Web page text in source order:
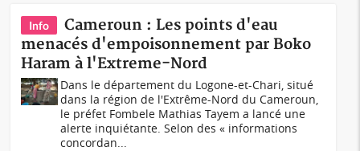
Info
Cameroun : Les points d'eau
menacés d'empoisonnement par Boko
Haram à l'Extreme-Nord
Dans le département du Logone-et-Chari, situé
dans la région de l'Extrême-Nord du Cameroun,
le préfet Fombele Mathias Tayem a lancé une
alerte inquiétante. Selon des « informations
concordan...